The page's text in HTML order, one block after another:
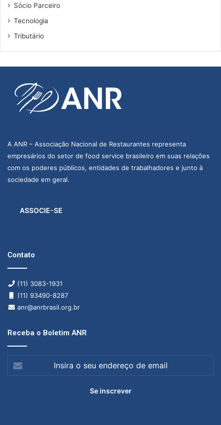
Sócio Parceiro
Tecnologia
Tributário
A ANR – Associação Nacional de Restaurantes representa
empresários do setor de food service brasileiro em suas relações
com os poderes públicos, entidades de trabalhadores e junto à
sociedade em geral.
ASSOCIE-SE
Contato
(11) 3083-1931
(11) 93490-8287
anr@anrbrasil.org.br
Receba o Boletim ANR